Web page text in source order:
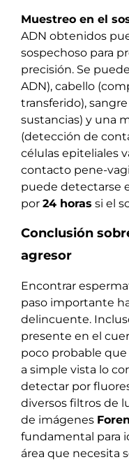
Muestreo en el
ADN obtenidos
sospechoso para
precisión. Se
ADN), cabello
transferido),
sustancias) y una
(detección de
células epiteliales
contacto pene-
puede detectarse
por 24 horas si el
Conclusión
agresor
Encontrar
paso importante
delincuente.
presente en el
poco probable
a simple vista lo
detectar por
diversos filtros de
de imágenes
fundamental para
área que necesita